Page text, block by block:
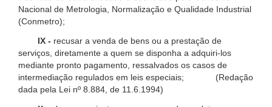
Nacional de Metrologia, Normalização e Qualidade Industrial
(Conmetro);
IX - recusar a venda de bens ou a prestação de
serviços, diretamente a quem se disponha a adquiri-los
mediante pronto pagamento, ressalvados os casos de
intermediação regulados em leis especiais; (Redação
dada pela Lei nº 8.884, de 11.6.1994)